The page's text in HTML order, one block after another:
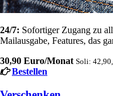
24/7: Sofortiger Zugang zu
Mailausgabe, Features, das
30,90 Euro/Monat Soli:
Bestellen